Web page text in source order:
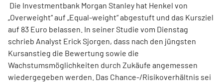
Die Investmentbank Morgan Stanley hat Henkel von
„Overweight“ auf „Equal-weight“ abgestuft und das Kursziel
auf 83 Euro belassen. In seiner Studie vom Dienstag
schrieb Analyst Erick Sjorgen, dass nach den jüngsten
Kursanstieg die Bewertung sowie die
Wachstumsmöglichkeiten durch Zukäufe angemessen
wiedergegeben werden. Das Chance-/Risikoverhältnis sei